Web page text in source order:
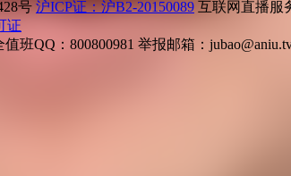
号 沪ICP证：沪B2-20150089 互联网直播服
证
班QQ：800800981 举报邮箱：